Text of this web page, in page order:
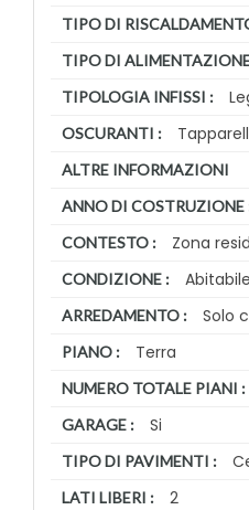
TIPO DI
TIPO DI
TIPOLOGIA INFISSI :
OSCURANTI :
ALTRE INFORMAZIONI
ANNO DI COSTRUZIONE
CONTESTO : Zona
CONDIZIONE : Abitabile
ARREDAMENTO : Solo
PIANO : Terra
NUMERO TOTALE PIANI :
GARAGE : Si
TIPO DI PAVIMENTI :
LATI LIBERI : 2